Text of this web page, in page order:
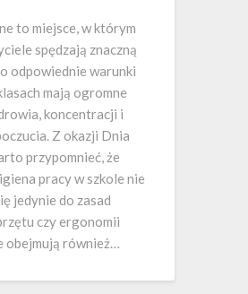
to miejsce, w którym
spędzają znaczną
odpowiednie warunki
mają ogromne
koncentracji i
Z okazji Dnia
przypomnieć, że
pracy w szkole nie
jedynie do zasad
czy ergonomii
również…